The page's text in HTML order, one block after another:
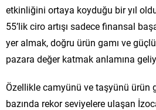
etkinliğini ortaya koyduğu bir yıl
55’lik ciro artışı sadece finansal
yer almak, doğru ürün gamı ve güçlü
pazara değer katmak anlamına
Özellikle camyünü ve taşyünü ürün
bazında rekor seviyelere ulaşan